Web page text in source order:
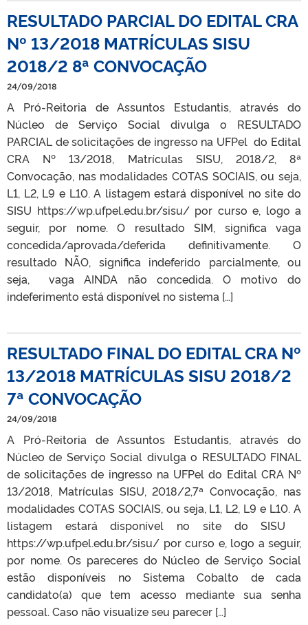
RESULTADO PARCIAL DO EDITAL CRA
Nº 13/2018 MATRÍCULAS SISU
2018/2 8ª CONVOCAÇÃO
24/09/2018
A Pró-Reitoria de Assuntos Estudantis, através do
Núcleo de Serviço Social divulga o RESULTADO
PARCIAL de solicitações de ingresso na UFPel do Edital
CRA Nº 13/2018, Matrículas SISU, 2018/2, 8ª
Convocação, nas modalidades COTAS SOCIAIS, ou seja,
L1, L2, L9 e L10. A listagem estará disponível no site do
SISU https://wp.ufpel.edu.br/sisu/ por curso e, logo a
seguir, por nome. O resultado SIM, significa vaga
concedida/aprovada/deferida definitivamente. O
resultado NÃO, significa indeferido parcialmente, ou
seja, vaga AINDA não concedida. O motivo do
indeferimento está disponível no sistema […]
RESULTADO FINAL DO EDITAL CRA Nº
13/2018 MATRÍCULAS SISU 2018/2
7ª CONVOCAÇÃO
24/09/2018
A Pró-Reitoria de Assuntos Estudantis, através do
Núcleo de Serviço Social divulga o RESULTADO FINAL
de solicitações de ingresso na UFPel do Edital CRA Nº
13/2018, Matrículas SISU, 2018/2,7ª Convocação, nas
modalidades COTAS SOCIAIS, ou seja, L1, L2, L9 e L10. A
listagem estará disponível no site do SISU
https://wp.ufpel.edu.br/sisu/ por curso e, logo a seguir,
por nome. Os pareceres do Núcleo de Serviço Social
estão disponíveis no Sistema Cobalto de cada
candidato(a) que tem acesso mediante sua senha
pessoal. Caso não visualize seu parecer […]